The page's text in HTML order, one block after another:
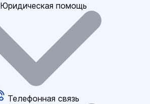
Юридическая помощь
Телефонная связь